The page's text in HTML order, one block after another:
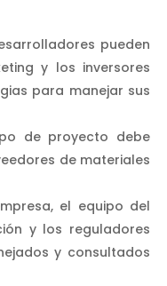
pueden
y los inversores
para manejar sus
de proyecto debe
de materiales
el equipo del
y los reguladores
y consultados